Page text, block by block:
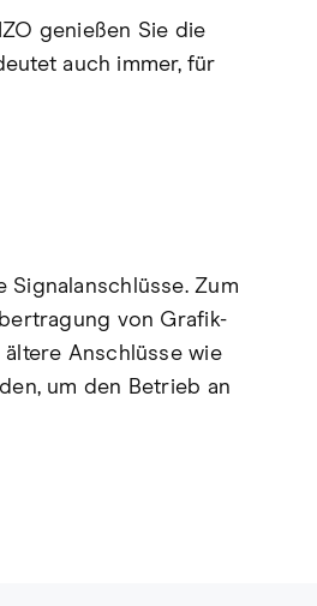
genießen Sie die
auch immer, für
Signalanschlüsse. Zum
von Grafik-
Anschlüsse wie
um den Betrieb an